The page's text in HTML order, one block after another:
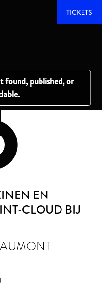
TICKETS
EN
CLOUD BIJ